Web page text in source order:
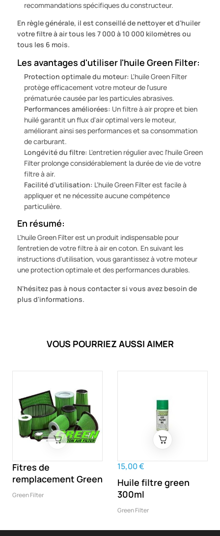
recommandations spécifiques du constructeur.
En règle générale, il est conseillé de nettoyer et d'huiler
votre filtre à air tous les 7 000 à 10 000 kilomètres ou
tous les 6 mois.
Les avantages d'utiliser l'huile Green Filter:
Protection optimale du moteur: L'huile Green Filter
protège efficacement votre moteur de l'usure
prématurée causée par les particules abrasives.
Performances améliorées: Un filtre à air propre et bien
huilé garantit un flux d'air optimal vers le moteur,
améliorant ainsi ses performances et sa consommation
de carburant.
Longévité du filtre: L'entretien régulier avec l'huile Green
Filter prolonge considérablement la durée de vie de votre
filtre à air.
Facilité d'utilisation: L'huile Green Filter est facile à
appliquer et ne nécessite aucune compétence
particulière.
En résumé:
L'huile Green Filter est un produit indispensable pour
l'entretien de votre filtre à air en coton. En suivant les
instructions d'utilisation, vous garantissez à votre moteur
une protection optimale et des performances durables.
N'hésitez pas à nous contacter si vous avez besoin de
plus d'informations.
VOUS POURRIEZ AUSSI AIMER
Fitres de
remplacement Green
Green Filter
15,00 €
Huile filtre green
300ml
Green Filter